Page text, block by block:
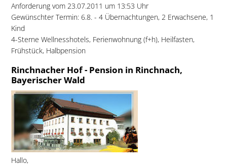
Anforderung vom 23.07.2011 um 13:53 Uhr
Gewünschter Termin: 6.8. - 4 Übernachtungen, 2 Erwachsene, 1
Kind
4-Sterne Wellnesshotels, Ferienwohnung (f+h), Heilfasten,
Frühstück, Halbpension
Rinchnacher Hof - Pension in Rinchnach,
Bayerischer Wald
Hallo,